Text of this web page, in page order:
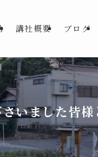
講社概要 ブログ
いました皆様